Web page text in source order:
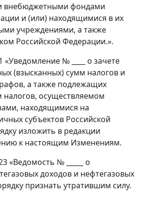
внебюджетными фондами
и (или) находящимися в их
учреждениями, а также
Российской Федерации.».
№ ____ о зачете
(взысканных) сумм налогов и
а также подлежащих
осуществляемом
находящимися на
субъектов Российской
изложить в редакции
к настоящим Изменениям.
«Ведомость № _____ о
доходов и нефтегазовых
признать утратившим силу.